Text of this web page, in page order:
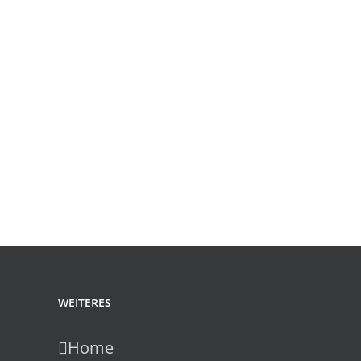
WEITERES
Home